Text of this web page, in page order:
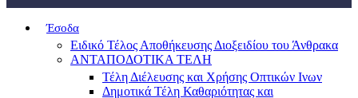
Έσοδα
Ειδικό Τέλος Αποθήκευσης Διοξειδίου του Άνθρακα
ΑΝΤΑΠΟΔΟΤΙΚΑ ΤΕΛΗ
Τέλη Διέλευσης και Χρήσης Οπτικών Ινων
Δημοτικά Τέλη Καθαριότητας και